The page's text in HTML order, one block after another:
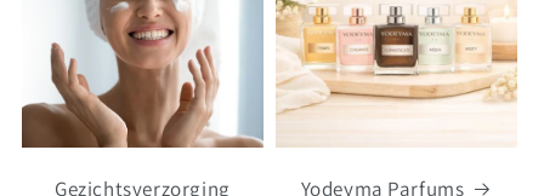
Gezichtsverzorging Yodeyma Parfums